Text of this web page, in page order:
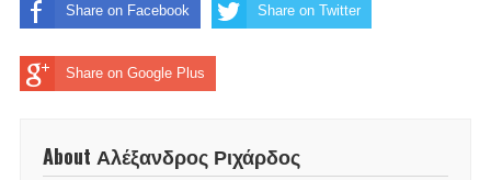
Share on Facebook Share on Twitter
Share on Google Plus
About Αλέξανδρος Ριχάρδος